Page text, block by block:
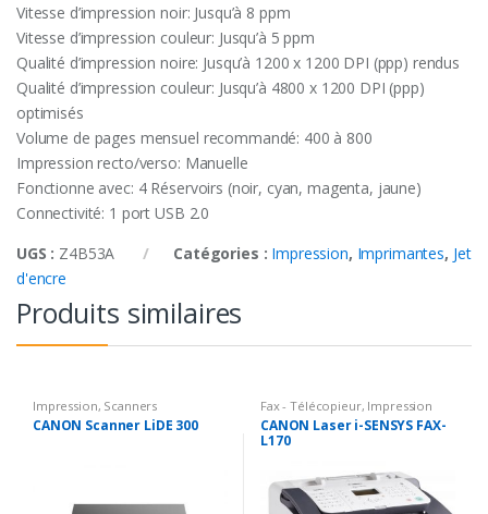
Vitesse d’impression noir: Jusqu’à 8 ppm
Vitesse d’impression couleur: Jusqu’à 5 ppm
Qualité d’impression noire: Jusqu’à 1200 x 1200 DPI (ppp) rendus
Qualité d’impression couleur: Jusqu’à 4800 x 1200 DPI (ppp)
optimisés
Volume de pages mensuel recommandé: 400 à 800
Impression recto/verso: Manuelle
Fonctionne avec: 4 Réservoirs (noir, cyan, magenta, jaune)
Connectivité: 1 port USB 2.0
UGS : Z4B53A Catégories : Impression, Imprimantes, Jet
d'encre
Produits similaires
Impression, Scanners
CANON Scanner LiDE 300
Fax - Télécopieur, Impression
CANON Laser i-SENSYS FAX-
L170